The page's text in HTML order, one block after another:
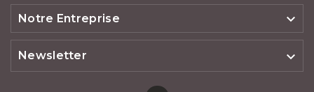
Notre Entreprise 
Newsletter 